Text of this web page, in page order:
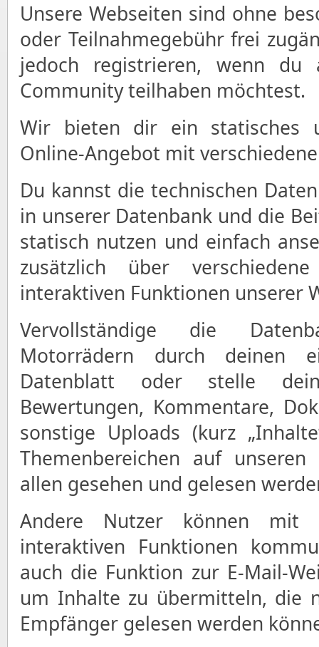
Unsere Webseiten sind ohne
oder Teilnahmegebühr frei
jedoch registrieren, wenn
Community teilhaben möchtest.
Wir bieten dir ein statisches
Online-Angebot mit
Du kannst die technischen
in unserer Datenbank und die
statisch nutzen und einfach
zusätzlich über
interaktiven Funktionen unserer
Vervollständige die
Motorrädern durch deinen
Datenblatt oder stelle
Bewertungen, Kommentare,
sonstige Uploads (kurz
Themenbereichen auf
allen gesehen und gelesen
Andere Nutzer können
interaktiven Funktionen
auch die Funktion zur E-Mail-
um Inhalte zu übermitteln, die
Empfänger gelesen werden